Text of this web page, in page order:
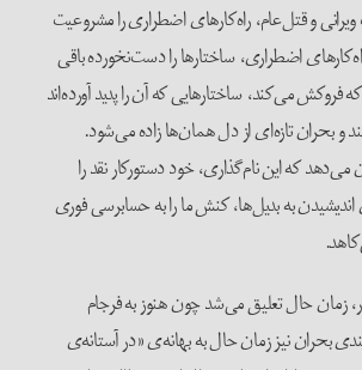
و قتل‌عام، راه‌کارهای اضطراری را مشروعیت
اضطراری، ساختارها را دست‌نخورده باقی
فروکش می‌کند، ساختارهایی که آن را پدید آورده‌اند
و بحران تازه‌ای از دل همان‌ها زاده می‌شود.
که این نام‌گذاری، خود دستورکار نقد را
به بدیل‌ها، کنش ما را به حسابرسی فوری
زمان حال تعلیق می‌شد چون هنوز به فرجام
بحران نیز زمان حال به بهانه‌ی «در آستانه‌ی